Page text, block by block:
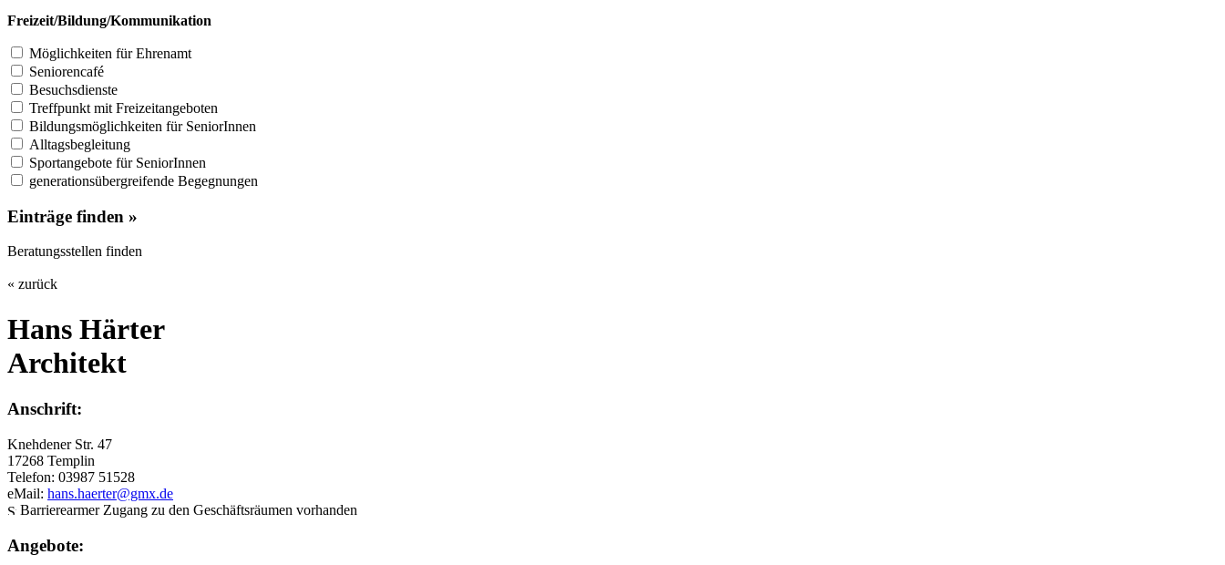
Freizeit/Bildung/Kommunikation
Möglichkeiten für Ehrenamt
Seniorencafé
Besuchsdienste
Treffpunkt mit Freizeitangeboten
Bildungsmöglichkeiten für SeniorInnen
Alltagsbegleitung
Sportangebote für SeniorInnen
generationsübergreifende Begegnungen
Einträge finden »
Beratungsstellen finden
« zurück
Hans Härter
Architekt
Anschrift:
Knehdener Str. 47
17268 Templin
Telefon: 03987 51528
eMail: hans.haerter@gmx.de
Barrierearmer Zugang zu den Geschäftsräumen vorhanden
Angebote: